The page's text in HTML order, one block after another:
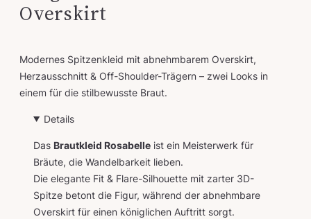
Overskirt
Modernes Spitzenkleid mit abnehmbarem Overskirt,
Herzausschnitt & Off-Shoulder-Trägern – zwei Looks in
einem für die stilbewusste Braut.
Details
Das Brautkleid Rosabelle ist ein Meisterwerk für
Bräute, die Wandelbarkeit lieben.
Die elegante Fit & Flare-Silhouette mit zarter 3D-
Spitze betont die Figur, während der abnehmbare
Overskirt für einen königlichen Auftritt sorgt.